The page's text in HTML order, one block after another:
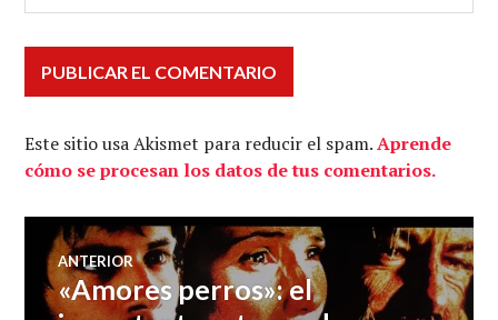
Este sitio usa Akismet para reducir el spam.Aprende
cómo se procesan los datos de tus comentarios.
Navegación
ANTERIOR
Entrada
anterior:
«Amores perros»: el